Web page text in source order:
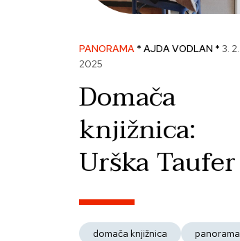
PANORAMA * AJDA VODLAN *3. 2.
2025
Domača
knjižnica:
Urška Taufer
domača knjižnica
panorama